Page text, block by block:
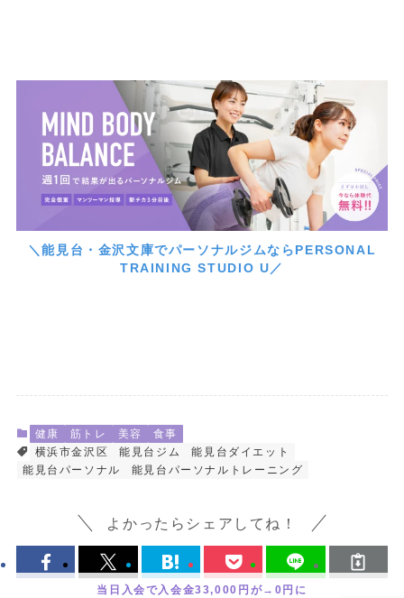
＼能見台・金沢文庫でパーソナルジムならPERSONAL
TRAINING STUDIO U／
健康 筋トレ 美容
食事
横浜市金沢区
能見台ジム
能見台ダイエット
能見台パーソナル
能見台パーソナルトレーニング
よかったらシェアしてね！
当日入会で入会金33,000円が→0円に